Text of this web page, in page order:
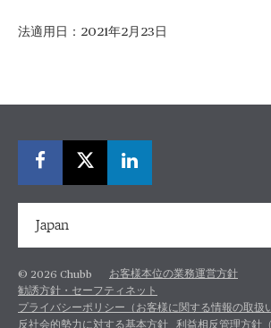
法適用日：2021年2月23日
Japan
© 2026 Chubb
お客様本位の業務運営方針
勧誘方針・セーフティネット
プライバシーポリシー（お客様に関する情報の取扱
反社会的勢力に対する基本方針
利益相反管理方針（